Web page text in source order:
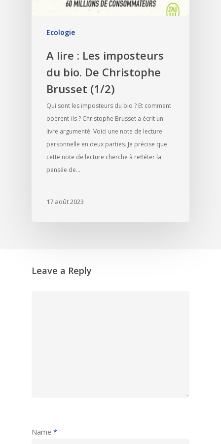
Ecologie
A lire : Les imposteurs
du bio. De Christophe
Brusset (1/2)
Qui sont les imposteurs du bio ? Et comment
opèrent-ils ? Christophe Brusset a écrit un
livre argumenté. Voici une note de lecture
personnelle en deux parties. Je précise que
cette note de lecture cherche à refléter la
pensée de…
17 août 2023
Leave a Reply
Name *